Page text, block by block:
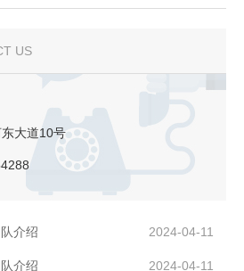
US
大道10号
介绍 2024-04-11
介绍 2024-04-11